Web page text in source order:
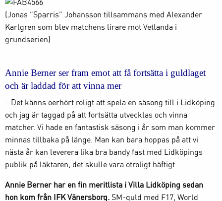
(Jonas ”Sparris” Johansson tillsammans med Alexander
Karlgren som blev matchens lirare mot Vetlanda i
grundserien)
Annie Berner ser fram emot att få fortsätta i guldlaget
och är laddad för att vinna mer
– Det känns oerhört roligt att spela en säsong till i Lidköping
och jag är taggad på att fortsätta utvecklas och vinna
matcher. Vi hade en fantastisk säsong i år som man kommer
minnas tillbaka på länge. Man kan bara hoppas på att vi
nästa år kan leverera lika bra bandy fast med Lidköpings
publik på läktaren, det skulle vara otroligt häftigt.
Annie Berner har en fin meritlista i Villa Lidköping sedan
hon kom från IFK Vänersborg. SM-guld med F17, World